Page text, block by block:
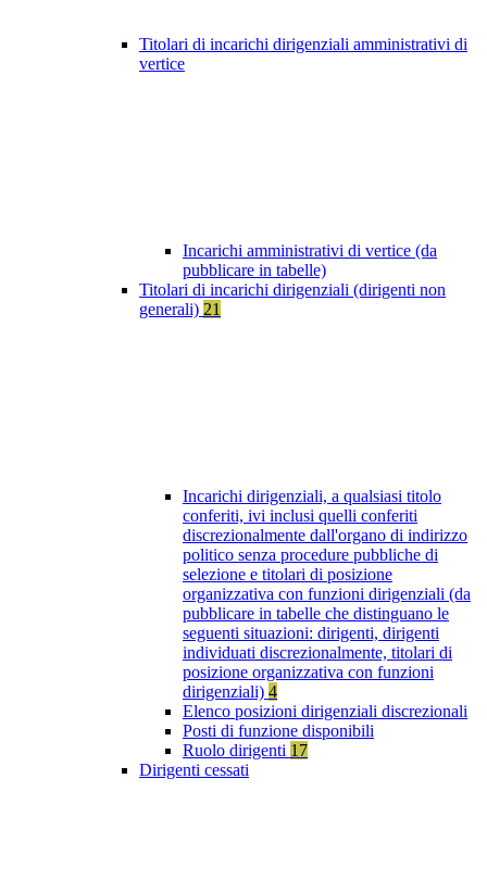
Titolari di incarichi dirigenziali amministrativi di
vertice
Incarichi amministrativi di vertice (da
pubblicare in tabelle)
Titolari di incarichi dirigenziali (dirigenti non
generali) 21
Incarichi dirigenziali, a qualsiasi titolo
conferiti, ivi inclusi quelli conferiti
discrezionalmente dall'organo di indirizzo
politico senza procedure pubbliche di
selezione e titolari di posizione
organizzativa con funzioni dirigenziali (da
pubblicare in tabelle che distinguano le
seguenti situazioni: dirigenti, dirigenti
individuati discrezionalmente, titolari di
posizione organizzativa con funzioni
dirigenziali) 4
Elenco posizioni dirigenziali discrezionali
Posti di funzione disponibili
Ruolo dirigenti 17
Dirigenti cessati